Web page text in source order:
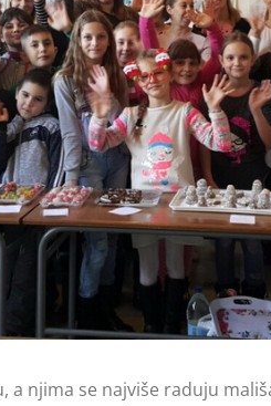
a njima se najviše raduju